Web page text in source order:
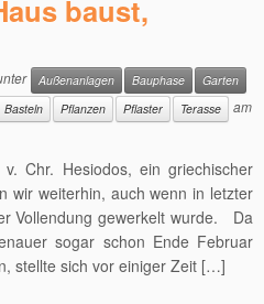
baust,
Außenanlagen Bauphase
Garten
Basteln Pflanzen Pflaster Terasse
am
Chr. Hesiodos, ein griechischer
wir weiterhin, auch wenn in letzter
Vollendung gewerkelt wurde. Da
sogar schon Ende Februar
stellte sich vor einiger Zeit […]